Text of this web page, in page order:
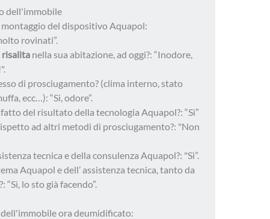
dell'immobile
del dispositivo Aquapol:
rovinati”.
nella sua abitazione, ad oggi?: “Inodore,
di prosciugamento? (clima interno, stato
ecc…): “Si, odore”.
del risultato della tecnologia Aquapol?: “Sì”
ad altri metodi di prosciugamento?: "Non
tecnica e della consulenza Aquapol?: "Sì”.
Aquapol e dell’ assistenza tecnica, tanto da
lo sto già facendo”.
ora deumidificato: